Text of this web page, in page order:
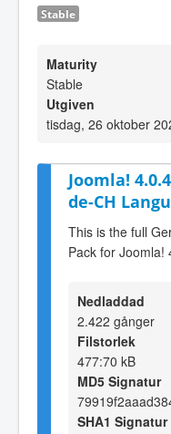
Stable
Maturity
Stable
Utgiven
tisdag, 26 oktober
Joomla!
de-CH
This is the full
Pack for Joomla!
Nedladdad
2.422 gånger
Filstorlek
477:70 kB
MD5 Signatur
SHA1 Signatur